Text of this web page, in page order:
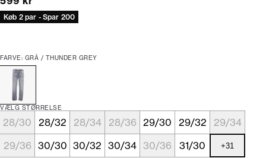
Køb 2 par - Spar 200
FARVE: GRÅ / THUNDER GREY
VÆLG STØRRELSE
28/30 28/32 28/34 28/36 29/30 29/32
29/34
29/36 30/30 30/32 30/34 30/36 31/30 +31